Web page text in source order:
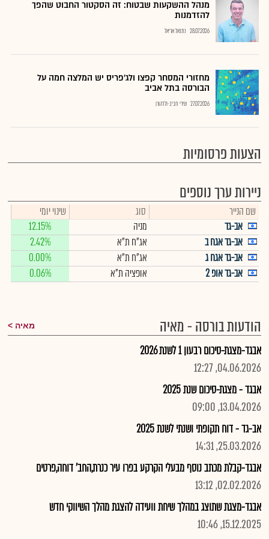
מנהל ההשקעות שבטוח: זה הסקטור החבוט שהפך
להזדמנות
28.07.2026 נתנאל אריאל
מחזורי המסחר קפצו ולג'פריס יש המלצה חמה על
הבורסה בתל אביב
27.07.2026 שירי חביב-ולדהורן
הצעות פרסומיות
ניירות ערך נוספים
שם הנייר סוג
שינוי יומי
אב-גד
מניה
12.15%
אב-גד אגח ב
אג"ח ת"א
2.42%
אב-גד אגח ג
אג"ח ת"א
0.00%
אב-גד אופ 2
אופציה ת"א 0.06%
הודעות בורסה - מאיה מאיה
אבגד-מצגת-סיכום רבעון 1 לשנת 2026
04.06.2026, 12:27
אבגד - מצגת-סיכום שנת 2025
13.04.2026, 09:00
אב-גד - דוח תקופתי ושנתי לשנת 2025
25.03.2026, 14:31
אבגד-קבלת מכתב נוסף מבעלי הקרקע בפרו עיר כנרת,החב' דוחה,פרטים
02.02.2026, 13:12
אבגד-מצגת שתוצג במהלך שיחת וועידה להצגת מהלך השיווקי חדש
15.12.2025, 10:46